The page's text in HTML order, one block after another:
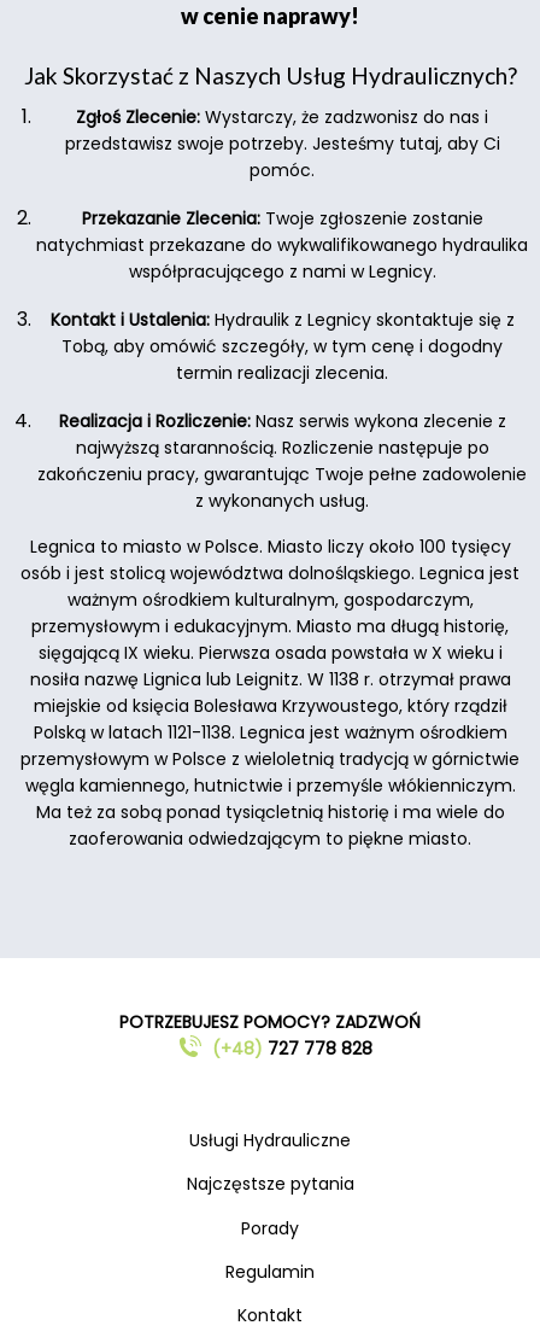
w cenie naprawy!
Jak Skorzystać z Naszych Usług Hydraulicznych?
Zgłoś Zlecenie: Wystarczy, że zadzwonisz do nas i
przedstawisz swoje potrzeby. Jesteśmy tutaj, aby Ci
pomóc.
Przekazanie Zlecenia:Twoje zgłoszenie zostanie
natychmiast przekazane do wykwalifikowanego hydraulika
współpracującego z nami w Legnicy.
Kontakt i Ustalenia:Hydraulik z Legnicy skontaktuje się z
Tobą, aby omówić szczegóły, w tym cenę i dogodny
termin realizacji zlecenia.
Realizacja i Rozliczenie:Nasz serwis wykona zlecenie z
najwyższą starannością. Rozliczenie następuje po
zakończeniu pracy, gwarantując Twoje pełne zadowolenie
z wykonanych usług.
Legnica to miasto w Polsce. Miasto liczy około 100 tysięcy
osób i jest stolicą województwa dolnośląskiego. Legnica jest
ważnym ośrodkiem kulturalnym, gospodarczym,
przemysłowym i edukacyjnym. Miasto ma długą historię,
sięgającą IX wieku. Pierwsza osada powstała w X wieku i
nosiła nazwę Lignica lub Leignitz. W 1138 r. otrzymał prawa
miejskie od księcia Bolesława Krzywoustego, który rządził
Polską w latach 1121-1138. Legnica jest ważnym ośrodkiem
przemysłowym w Polsce z wieloletnią tradycją w górnictwie
węgla kamiennego, hutnictwie i przemyśle włókienniczym.
Ma też za sobą ponad tysiącletnią historię i ma wiele do
zaoferowania odwiedzającym to piękne miasto.
POTRZEBUJESZ POMOCY? ZADZWOŃ
(+48) 727 778 828
Usługi Hydrauliczne
Najczęstsze pytania
Porady
Regulamin
Kontakt